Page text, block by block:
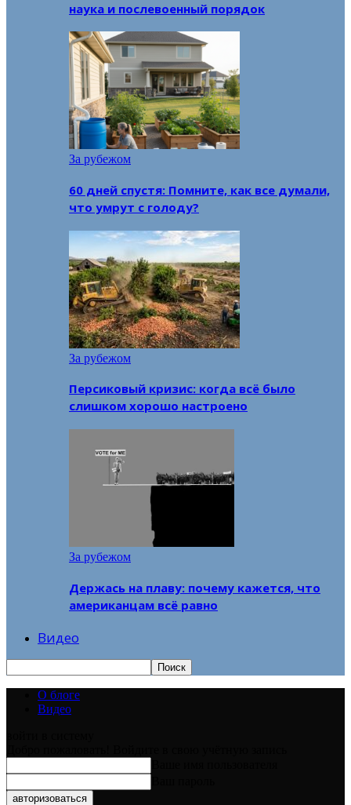
наука и послевоенный порядок
За рубежом
60 дней спустя: Помните, как все думали,
что умрут с голоду?
За рубежом
Персиковый кризис: когда всё было
слишком хорошо настроено
За рубежом
Держась на плаву: почему кажется, что
американцам всё равно
Видео
О блоге
Видео